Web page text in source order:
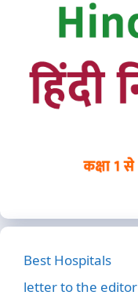
Best Hospitals
letter to the editor